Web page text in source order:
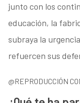
junto con los
educación, la
subraya la
refuercen sus
@REPRODUCCIÓN